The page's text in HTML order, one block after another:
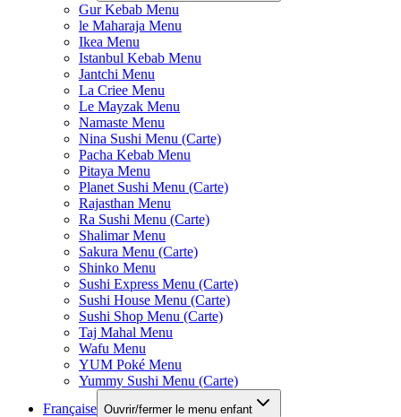
Gur Kebab Menu
le Maharaja Menu
Ikea Menu
Istanbul Kebab Menu
Jantchi Menu
La Criee Menu
Le Mayzak Menu
Namaste Menu
Nina Sushi Menu (Carte)
Pacha Kebab Menu
Pitaya Menu
Planet Sushi Menu (Carte)
Rajasthan Menu
Ra Sushi Menu (Carte)
Shalimar Menu
Sakura Menu (Carte)
Shinko Menu
Sushi Express Menu (Carte)
Sushi House Menu (Carte)
Sushi Shop Menu (Carte)
Taj Mahal Menu
Wafu Menu
YUM Poké Menu
Yummy Sushi Menu (Carte)
Française Ouvrir/fermer le menu enfant